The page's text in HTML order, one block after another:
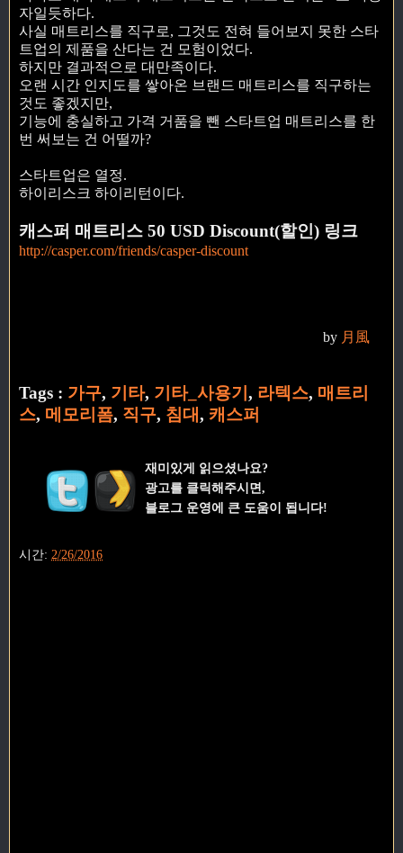
자일듯하다.
사실 매트리스를 직구로, 그것도 전혀 들어보지 못한 스타
트업의 제품을 산다는 건 모험이었다.
하지만 결과적으로 대만족이다.
오랜 시간 인지도를 쌓아온 브랜드 매트리스를 직구하는
것도 좋겠지만,
기능에 충실하고 가격 거품을 뺀 스타트업 매트리스를 한
번 써보는 건 어떨까?
스타트업은 열정.
하이리스크 하이리턴이다.
캐스퍼 매트리스 50 USD Discount(할인) 링크
http://casper.com/friends/casper-discount
by 月風
Tags : 가구, 기타, 기타_사용기 , 라텍스, 매트리
스, 메모리폼, 직구, 침대, 캐스퍼
재미있게 읽으셨나요?
광고를 클릭해주시면,
블로그 운영에 큰 도움이 됩니다!
시간: 2/26/2016